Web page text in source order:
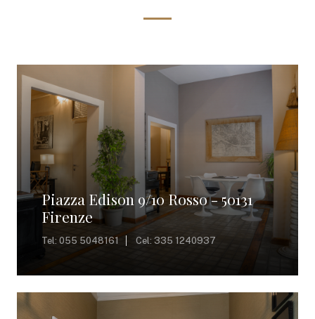
Piazza Edison 9/10 Rosso - 50131
Firenze
Tel: 055 5048161 Cel: 335 1240937